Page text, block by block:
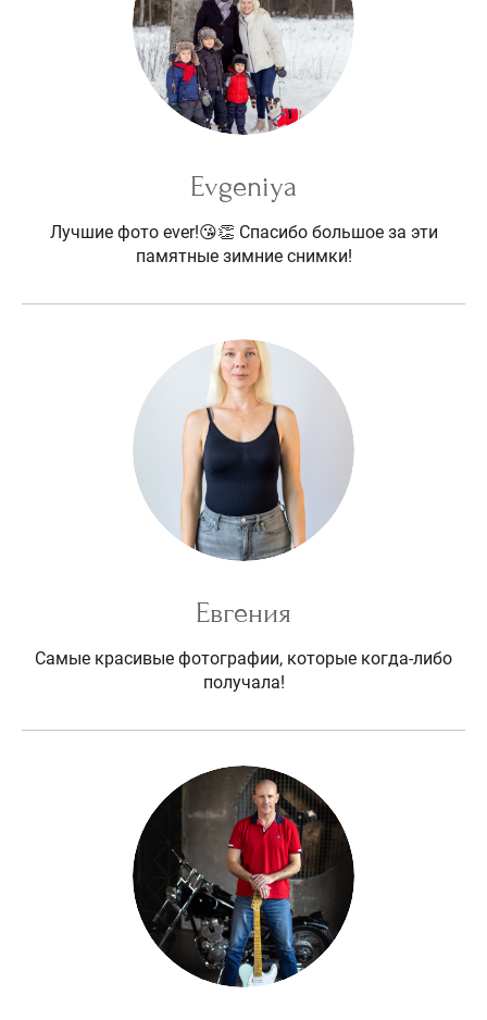
Evgeniya
Лучшие фото ever!😘👏 Спасибо большое за эти
памятные зимние снимки!
Евгения
Самые красивые фотографии, которые когда-либо
получала!